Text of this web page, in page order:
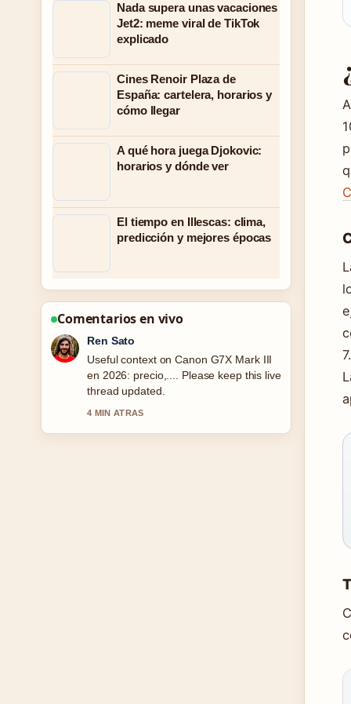
Nada supera unas vacaciones
Jet2: meme viral de TikTok
explicado
Cines Renoir Plaza de
España: cartelera, horarios y
cómo llegar
A qué hora juega Djokovic:
horarios y dónde ver
El tiempo en Illescas: clima,
predicción y mejores épocas
Comentarios en vivo
Emma Karlsson
The reporting on Recetas de Pescado
Fáciles para la Cena feels solid and
very easy to follow.
6 MIN ATRAS